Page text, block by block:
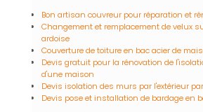
Bon artisan couvreur pour réparation et
Changement et remplacement de velux
ardoise
Couverture de toiture en bac acier de
Devis gratuit pour la rénovation de
d'une maison
Devis isolation des murs par l'extérieur
Devis pose et installation de bardage en